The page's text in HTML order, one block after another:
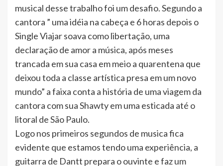
musical desse trabalho foi um desafio. Segundo a
cantora ” uma idéia na cabeça e 6 horas depois o
Single Viajar soava como libertação, uma
declaração de amor a música, após meses
trancada em sua casa em meio a quarentena que
deixou toda a classe artística presa em um novo
mundo” a faixa conta a história de uma viagem da
cantora com sua Shawty em uma esticada até o
litoral de São Paulo.
Logo nos primeiros segundos de musica fica
evidente que estamos tendo uma experiência, a
guitarra de Dantt prepara o ouvinte e faz um